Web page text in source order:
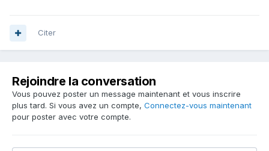
Citer
Rejoindre la conversation
Vous pouvez poster un message maintenant et vous inscrire
plus tard. Si vous avez un compte, Connectez-vous maintenant
pour poster avec votre compte.